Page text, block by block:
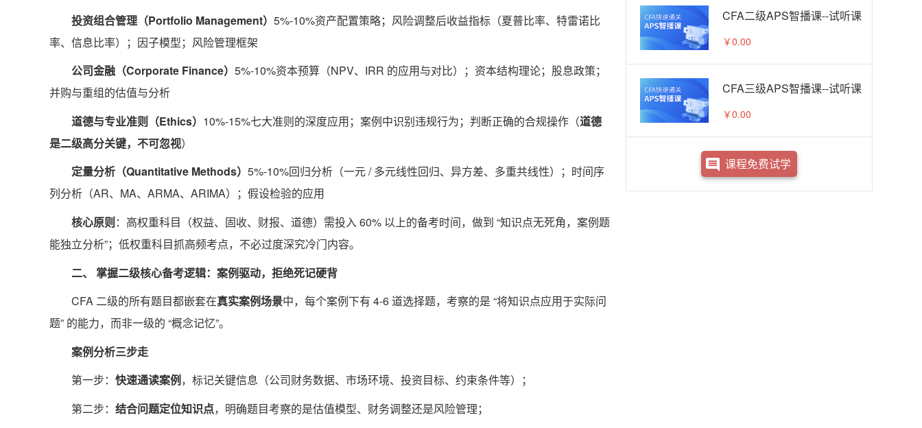
投资组合管理（Portfolio Management） 5%-10%资产配置策略；风险调整后收益指标（夏普比率、特雷诺比
率、信息比率）；因子模型；风险管理框架
公司金融（Corporate Finance） 5%-10%资本预算（NPV、IRR 的应用与对比）；资本结构理论；股息政策；
并购与重组的估值与分析
道德与专业准则（Ethics） 10%-15%七大准则的深度应用；案例中识别违规行为；判断正确的合规操作（道德
是二级高分关键，不可忽视）
定量分析（Quantitative Methods） 5%-10%回归分析（一元 / 多元线性回归、异方差、多重共线性）；时间序
列分析（AR、MA、ARMA、ARIMA）；假设检验的应用
核心原则：高权重科目（权益、固收、财报、道德）需投入 60% 以上的备考时间，做到 “知识点无死角，案例题
能独立分析”；低权重科目抓高频考点，不必过度深究冷门内容。
二、 掌握二级核心备考逻辑：案例驱动，拒绝死记硬背
CFA 二级的所有题目都嵌套在真实案例场景中，每个案例下有 4-6 道选择题，考察的是 “将知识点应用于实际问
题” 的能力，而非一级的 “概念记忆”。
案例分析三步走
第一步： 快速通读案例，标记关键信息（公司财务数据、市场环境、投资目标、约束条件等）；
第二步： 结合问题定位知识点，明确题目考察的是估值模型、财务调整还是风险管理；
CFA二级APS智播课--试听课
￥0.00
CFA三级APS智播课--试听课
￥0.00
课程免费试学